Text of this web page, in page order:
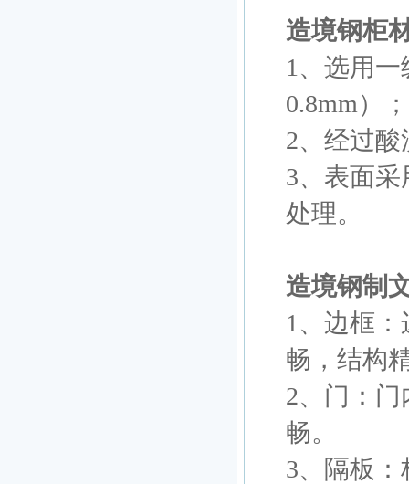
造境钢柜
1、选用
0.8mm）
2、经过
3、表面
处理。
造境钢制
1、边框
畅，结构
2、门：
畅。
3、隔板